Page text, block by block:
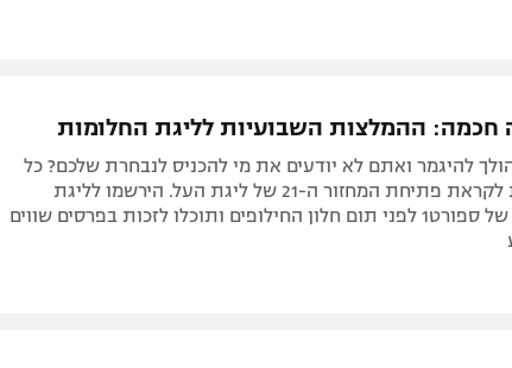
ההמלצות השבועיות לליגת החלומות
להיגמר ואתם לא יודעים את מי להכניס לנבחרת שלכם? כל
ההמלצות לקראת פתיחת המחזור ה-21 של ליגת העל. הירשמו לליגת
החלומות של ספורט1 לפני תום חלון החילופים ותוכלו לזכות בפרסים שווים